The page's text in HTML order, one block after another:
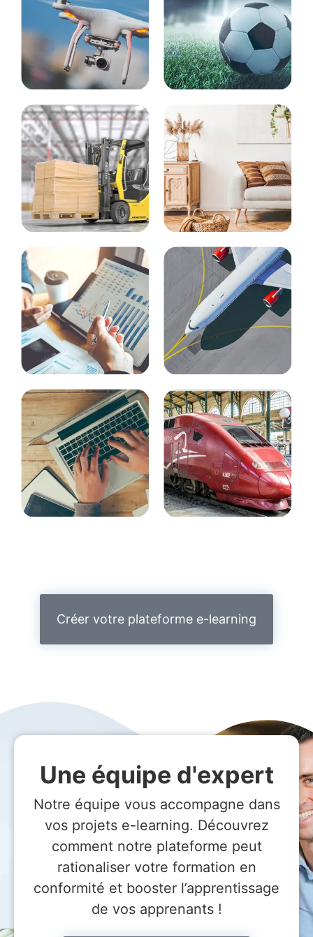
Créer votre plateforme e-learning
Une équipe d'expert
Notre équipe vous accompagne dans
vos projets e-learning. Découvrez
comment notre plateforme peut
rationaliser votre formation en
conformité et booster l’apprentissage
de vos apprenants !